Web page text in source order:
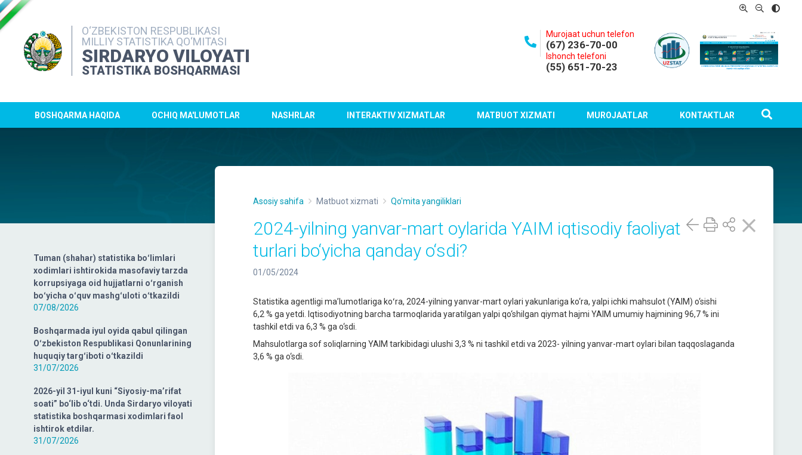
O‘ZBEKISTON RESPUBLIKASI
MILLIY STATISTIKA QO‘MITASI
SIRDARYO VILOYATI
STATISTIKA BOSHQARMASI
Murojaat uchun telefon
(67) 236-70-00
Ishonch telefoni
(55) 651-70-23
BOSHQARMA HAQIDA OCHIQ MA'LUMOTLAR NASHRLAR INTERAKTIV XIZMATLAR MATBUOT XIZMATI MUROJAATLAR KONTAKTLAR
Tuman (shahar) statistika boʻlimlari
xodimlari ishtirokida masofaviy tarzda
korrupsiyaga oid hujjatlarni oʻrganish
boʻyicha oʻquv mashgʻuloti oʻtkazildi
07/08/2026
Boshqarmada iyul oyida qabul qilingan
Oʻzbekiston Respublikasi Qonunlarining
huquqiy targʻiboti oʻtkazildi
31/07/2026
2026-yil 31-iyul kuni “Siyosiy-ma’rifat
soati” bo‘lib o‘tdi. Unda Sirdaryo viloyati
statistika boshqarmasi xodimlari faol
ishtirok etdilar.
31/07/2026
Asosiy sahifa Matbuot xizmati Qo'mita yangiliklari
2024-yilning yanvar-mart oylarida YAIM iqtisodiy faoliyat
turlari bo‘yicha qanday o‘sdi?
01/05/2024
Statistika agentligi maʼlumotlariga koʻra, 2024-yilning yanvar-mart oylari yakunlariga ko‘ra, yalpi ichki mahsulot (YAIM) o‘sishi
6,2 % ga yetdi. Iqtisodiyotning barcha tarmoqlarida yaratilgan yalpi qo‘shilgan qiymat hajmi YAIM umumiy hajmining 96,7 % ini
tashkil etdi va 6,3 % ga o‘sdi.
Mahsulotlarga sof soliqlarning YAIM tarkibidagi ulushi 3,3 % ni tashkil etdi va 2023- yilning yanvar-mart oylari bilan taqqoslaganda
3,6 % ga o‘sdi.